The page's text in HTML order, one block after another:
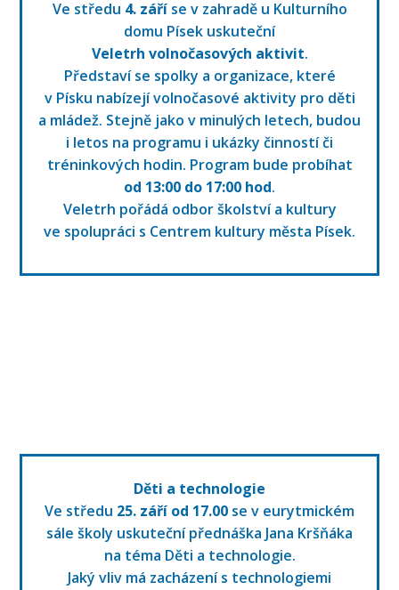
Ve středu 4. záříse v zahradě u Kulturního
domu Písek uskuteční
Veletrh volnočasových aktivit.
Představí se spolky a organizace, které
v Písku nabízejí volnočasové aktivity pro děti
a mládež. Stejně jako v minulých letech, budou
i letos na programu i ukázky činností či
tréninkových hodin. Program bude probíhat
od 13:00 do 17:00 hod.
Veletrh pořádá odbor školství a kultury
ve spolupráci s Centrem kultury města Písek.
Děti a technologie
Ve středu 25. září od 17.00 se v eurytmickém
sále školy uskuteční přednáška Jana Kršňáka
na téma Děti a technologie.
Jaký vliv má zacházení s technologiemi